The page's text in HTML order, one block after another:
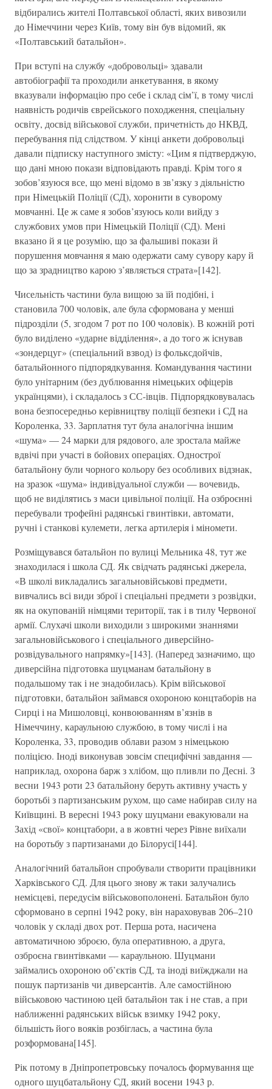
відбирались жителі Полтавської області, яких вивозили
до Німеччини через Київ, тому він був відомий, як
«Полтавський батальйон».
При вступі на службу «добровольці» здавали
автобіографії та проходили анкетування, в якому
вказували інформацію про себе і склад сім’ї, в тому числі
наявність родичів єврейського походження, спеціальну
освіту, досвід військової служби, причетність до НКВД,
перебування під слідством. У кінці анкети добровольці
давали підписку наступного змісту: «Цим я підтверджую,
що дані мною покази відповідають правді. Крім того я
зобов’язуюся все, що мені відомо в зв’язку з діяльністю
при Німецькій Поліції (СД), хоронити в суворому
мовчанні. Це ж саме я зобов’язуюсь коли вийду з
службових умов при Німецькій Поліції (СД). Мені
вказано й я це розумію, що за фальшиві покази й
порушення мовчання я маю одержати саму сувору кару й
що за зрадництво карою з’являється страта»[142].
Чисельність частини була вищою за їй подібні, і
становила 700 чоловік, але була сформована у менші
підрозділи (5, згодом 7 рот по 100 чоловік). В кожній роті
було виділено «ударне відділення», а до того ж існував
«зондерцуг» (спеціальний взвод) із фольксдойчів,
батальйонного підпорядкування. Командування частини
було унітарним (без дублювання німецьких офіцерів
українцями), і складалось з СС-івців. Підпорядковувалась
вона безпосередньо керівництву поліції безпеки і СД на
Короленка, 33. Зарплатня тут була аналогічна іншим
«шума» — 24 марки для рядового, але зростала майже
вдвічі при участі в бойових операціях. Однострої
батальйону були чорного кольору без особливих відзнак,
на зразок «шума» індивідуальної служби — вочевидь,
щоб не виділятись з маси цивільної поліції. На озброєнні
перебували трофейні радянські гвинтівки, автомати,
ручні і станкові кулемети, легка артилерія і міномети.
Розміщувався батальйон по вулиці Мельника 48, тут же
знаходилася і школа СД. Як свідчать радянські джерела,
«В школі викладались загальновійськові предмети,
вивчались всі види зброї і спеціальні предмети з розвідки,
як на окупованій німцями території, так і в тилу Червоної
армії. Слухачі школи виходили з широкими знаннями
загальновійськового і спеціального диверсійно-
розвідувального напрямку»[143]. (Наперед зазначимо, що
диверсійна підготовка шуцманам батальйону в
подальшому так і не знадобилась). Крім військової
підготовки, батальйон займався охороною концтаборів на
Сирці і на Мишоловці, конвоюванням в’язнів в
Німеччину, караульною службою, в тому числі і на
Короленка, 33, проводив облави разом з німецькою
поліцією. Іноді виконував зовсім специфічні завдання —
наприклад, охорона барж з хлібом, що пливли по Десні. З
весни 1943 роти 23 батальйону беруть активну участь у
боротьбі з партизанським рухом, що саме набирав силу на
Київщині. В вересні 1943 року шуцмани евакуювали на
Захід «свої» концтабори, а в жовтні через Рівне виїхали
на боротьбу з партизанами до Білорусі[144].
Аналогічний батальйон спробували створити працівники
Харківського СД. Для цього знову ж таки залучались
немісцеві, передусім військовополонені. Батальйон було
сформовано в серпні 1942 року, він нараховував 206–210
чоловік у складі двох рот. Перша рота, насичена
автоматичною зброєю, була оперативною, а друга,
озброєна гвинтівками — караульною. Шуцмани
займались охороною об’єктів СД, та іноді виїжджали на
пошук партизанів чи диверсантів. Але самостійною
військовою частиною цей батальйон так і не став, а при
наближенні радянських військ взимку 1942 року,
більшість його вояків розбіглась, а частина була
розформована[145].
Рік потому в Дніпропетровську почалось формування ще
одного шуцбатальйону СД, який восени 1943 р.